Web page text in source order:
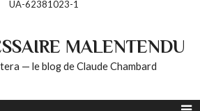
UA-62381023-1
MALENTENDU
— le blog de Claude Chambard